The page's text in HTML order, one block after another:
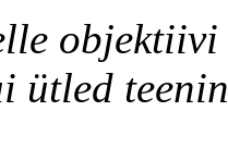
ütled